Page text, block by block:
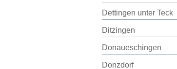
Dettingen unter Teck
Ditzingen
Donaueschingen
Donzdorf